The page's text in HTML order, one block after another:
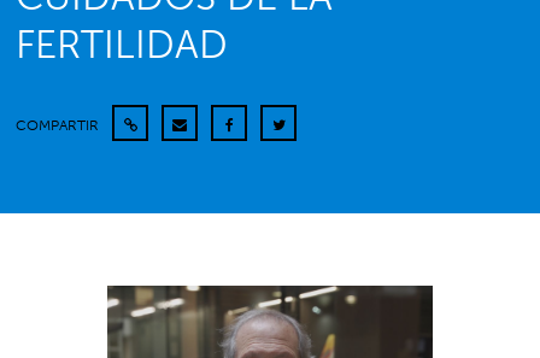
FERTILIDAD
COMPARTIR